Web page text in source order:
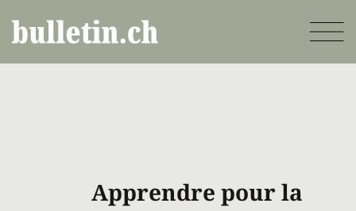
au
contenu
principal
Apprendre pour la